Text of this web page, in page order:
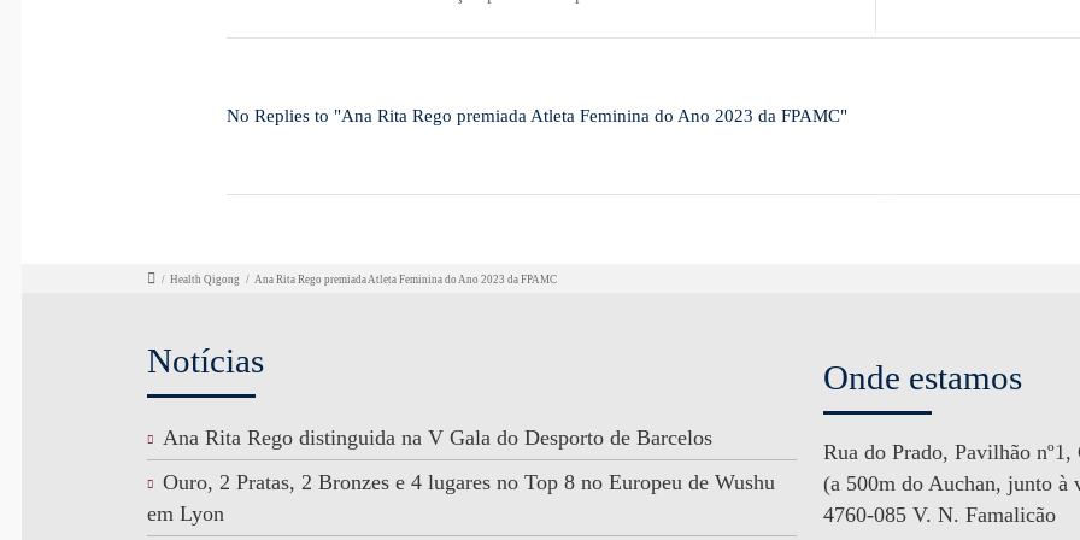
No Replies to "Ana Rita Rego premiada Atleta Feminina do Ano 2023 da FPAMC"
/ Health Qigong / Ana Rita Rego premiada Atleta Feminina do Ano 2023 da FPAMC
Notícias
Ana Rita Rego distinguida na V Gala do Desporto de Barcelos
Ouro, 2 Pratas, 2 Bronzes e 4 lugares no Top 8 no Europeu de Wushu
em Lyon
Onde estamos
Rua do Prado, Pavilhão nº1,
(a 500m do Auchan, junto à
4760-085 V. N. Famalicão